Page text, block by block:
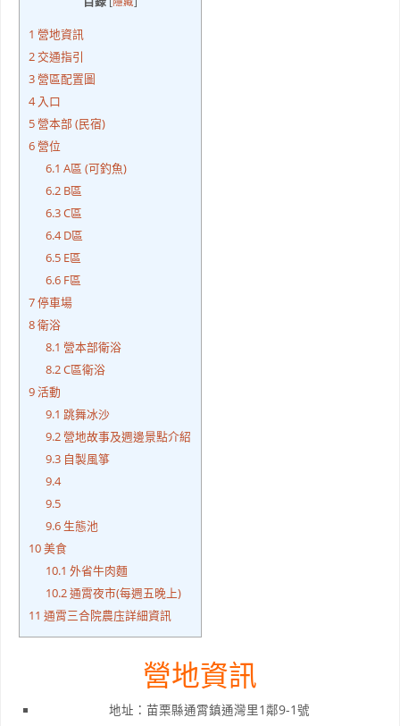
1 營地資訊
2交通指引
3營區配置圖
4入口
5營本部 (民宿)
6營位
6.1 A區 (可釣魚)
6.2 B區
6.3C區
6.4D區
6.5 E區
6.6 F區
7停車場
8衛浴
8.1 營本部衛浴
8.2C區衛浴
9活動
9.1 跳舞冰沙
9.2營地故事及週邊景點介紹
9.3 自製風箏
9.4
9.5
9.6生態池
10美食
10.1 外省牛肉麵
10.2通霄夜市(每週五晚上)
11 通霄三合院農庒詳細資訊
營地資訊
地址：苗栗縣通霄鎮通灣里1鄰9-1號